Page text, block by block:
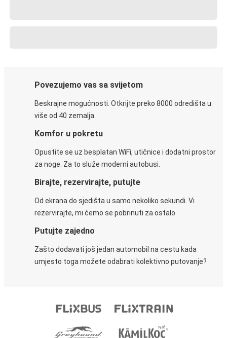
Povezujemo vas sa svijetom
Beskrajne mogućnosti. Otkrijte preko 8000 odredišta u
više od 40 zemalja.
Komfor u pokretu
Opustite se uz besplatan WiFi, utičnice i dodatni prostor
za noge. Za to služe moderni autobusi.
Birajte, rezervirajte, putujte
Od ekrana do sjedišta u samo nekoliko sekundi. Vi
rezervirajte, mi ćemo se pobrinuti za ostalo.
Putujte zajedno
Zašto dodavati još jedan automobil na cestu kada
umjesto toga možete odabrati kolektivno putovanje?